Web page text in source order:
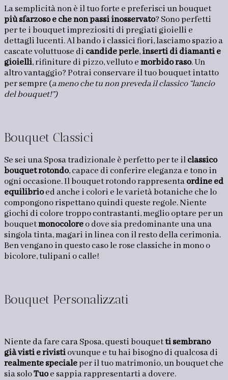
La semplicità non è il tuo forte e preferisci un bouquet
più sfarzoso e che non passi inosservato? Sono perfetti
per te i bouquet impreziositi di pregiati gioielli e
dettagli lucenti. Al bando i classici fiori, lasciamo spazio a
cascate voluttuose dicandide perle,inserti di diamanti e
gioielli, rifiniture di pizzo, velluto emorbido raso. Un
altro vantaggio? Potrai conservare il tuo bouquet intatto
per sempre (a meno che tu non preveda il classico “lancio
del bouquet!”)
Bouquet Classici
Se sei una Sposa tradizionale è perfetto per te ilclassico
bouquet rotondo, capace di conferire eleganza e tono in
ogni occasione. Il bouquet rotondo rappresentaordine ed
equilibrioed anche i colori e le varietà botaniche che lo
compongono rispettano quindi queste regole. Niente
giochi di colore troppo contrastanti, meglio optare per un
bouquetmonocoloreo dove sia predominante una una
singola tinta, magari in linea con il resto della cerimonia.
Ben vengano in questo caso le rose classiche in mono o
bicolore, tulipani o calle!
Bouquet Personalizzati
Niente da fare cara Sposa, questi bouquetti sembrano
già visti e rivistiovunque e tu hai bisogno di qualcosa di
realmente specialeper il tuo matrimonio, un bouquet che
sia soloTuoe sappia rappresentarti a dovere.